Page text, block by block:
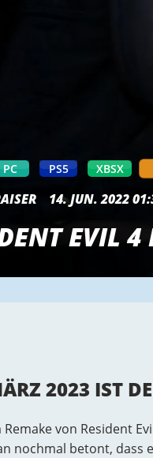
PC PS5 XBSX
14. JUN. 2022
EVIL
2023 IST
Remake von Resident
nochmal betont, dass